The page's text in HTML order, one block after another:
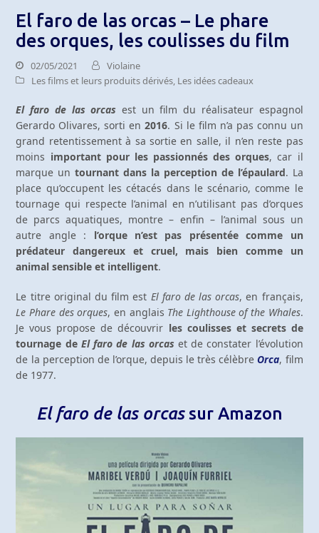
El faro de las orcas – Le phare
des orques, les coulisses du film
02/05/2021
Violaine
Les films et leurs produits dérivés, Les idées cadeaux
El faro de las orcas est un film du réalisateur espagnol
Gerardo Olivares, sorti en2016. Si le film n’a pas connu un
grand retentissement à sa sortie en salle, il n’en reste pas
moins important pour les passionnés des orques, car il
marque untournant dans la perception de l’épaulard. La
place qu’occupent les cétacés dans le scénario, comme le
tournage qui respecte l’animal en n’utilisant pas d’orques
de parcs aquatiques, montre – enfin – l’animal sous un
autre angle : l’orque n’est pas présentée comme un
prédateur dangereux et cruel, mais bien comme un
animal sensible et intelligent.
Le titre original du film est El faro de las orcas, en français,
Le Phare des orques, en anglais The Lighthouse of the Whales.
Je vous propose de découvrir les coulisses et secrets de
tournage de El faro de las orcas et de constater l’évolution
de la perception de l’orque, depuis le très célèbreOrca, film
de 1977.
El faro de las orcassur Amazon